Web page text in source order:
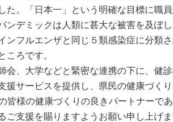
。「日本一」という明確な目標に職員
デミックは人類に甚大な被害を及ぼ
ンフルエンザと同じ５類感染症に分類
ころです。
、大学などと緊密な連携の下に、健
サービスを提供し、県民の健康づく
様の健康づくりの良きパートナーで
支援を賜りますようお願い申し上げま